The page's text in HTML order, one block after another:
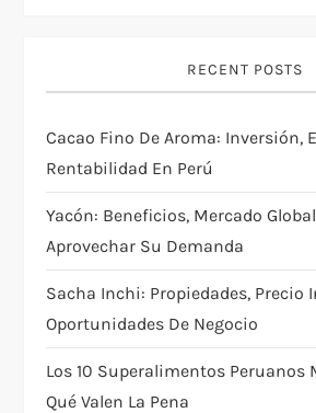
RECENT POSTS
Cacao Fino De Aroma: Inversión,
Rentabilidad En Perú
Yacón: Beneficios, Mercado
Aprovechar Su Demanda
Sacha Inchi: Propiedades, Precio
Oportunidades De Negocio
Los 10 Superalimentos Peruanos
Qué Valen La Pena